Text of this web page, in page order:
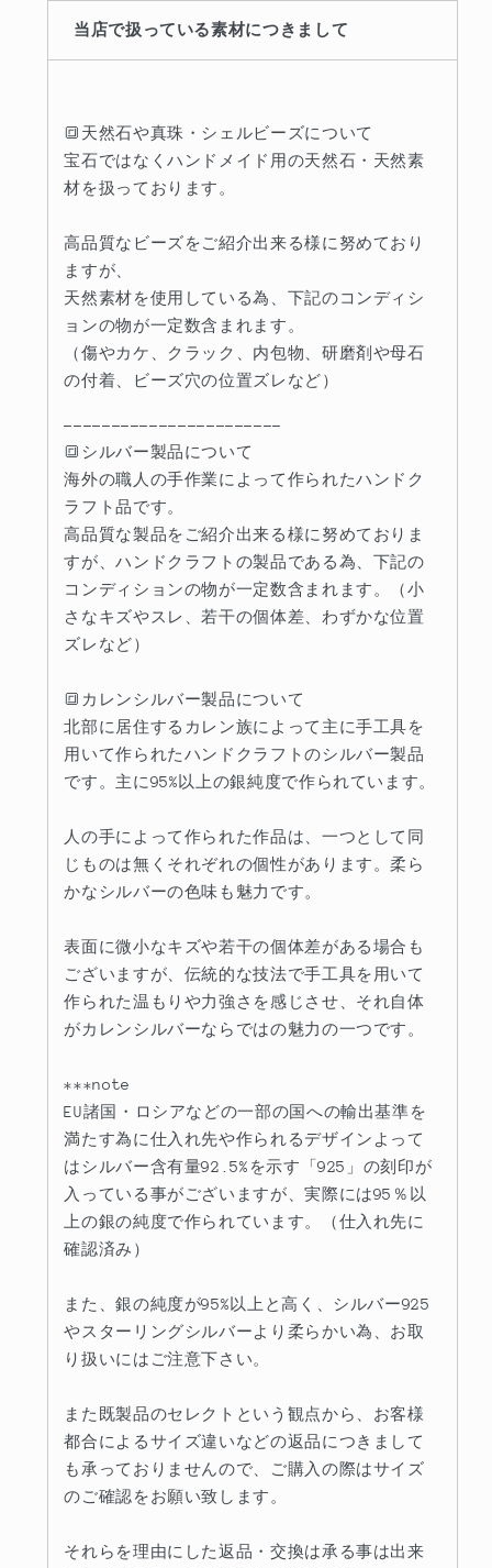
当店で扱っている素材につきまして
🔳天然石や真珠・シェルビーズについて
宝石ではなくハンドメイド用の天然石・天然素
材を扱っております。
高品質なビーズをご紹介出来る様に努めており
ますが、
天然素材を使用している為、下記のコンディシ
ョンの物が一定数含まれます。
（傷やカケ、クラック、内包物、研磨剤や母石
の付着、ビーズ穴の位置ズレなど）
-----------------------
🔳シルバー製品について
海外の職人の手作業によって作られたハンドク
ラフト品です。
高品質な製品をご紹介出来る様に努めておりま
すが、ハンドクラフトの製品である為、下記の
コンディションの物が一定数含まれます。（小
さなキズやスレ、若干の個体差、わずかな位置
ズレなど）
🔳カレンシルバー製品について
北部に居住するカレン族によって主に手工具を
用いて作られたハンドクラフトのシルバー製品
です。主に95%以上の銀純度で作られています。
人の手によって作られた作品は、一つとして同
じものは無くそれぞれの個性があります。柔ら
かなシルバーの色味も魅力です。
表面に微小なキズや若干の個体差がある場合も
ございますが、伝統的な技法で手工具を用いて
作られた温もりや力強さを感じさせ、それ自体
がカレンシルバーならではの魅力の一つです。
***note
EU諸国・ロシアなどの一部の国への輸出基準を
満たす為に仕入れ先や作られるデザインよって
はシルバー含有量92.5%を示す「925」の刻印が
入っている事がございますが、実際には95％以
上の銀の純度で作られています。（仕入れ先に
確認済み）
また、銀の純度が95%以上と高く、シルバー925
やスターリングシルバーより柔らかい為、お取
り扱いにはご注意下さい。
また既製品のセレクトという観点から、お客様
都合によるサイズ違いなどの返品につきまして
も承っておりませんので、ご購入の際はサイズ
のご確認をお願い致します。
それらを理由にした返品・交換は承る事は出来